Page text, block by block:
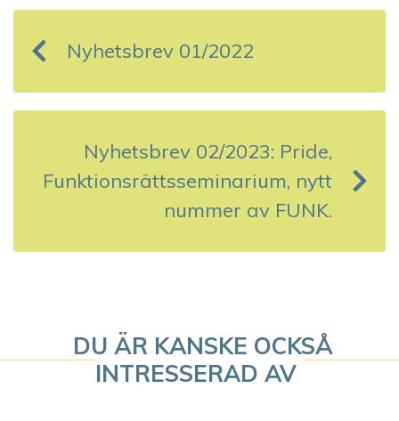
n
ä
n
i
Nyhetsbrev 01/2022
Nyhetsbrev 02/2023: Pride,
Funktionsrättsseminarium, nytt
nummer av FUNK.
DU ÄR KANSKE OCKSÅ
INTRESSERAD AV